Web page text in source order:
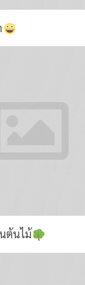
ต้นไม้